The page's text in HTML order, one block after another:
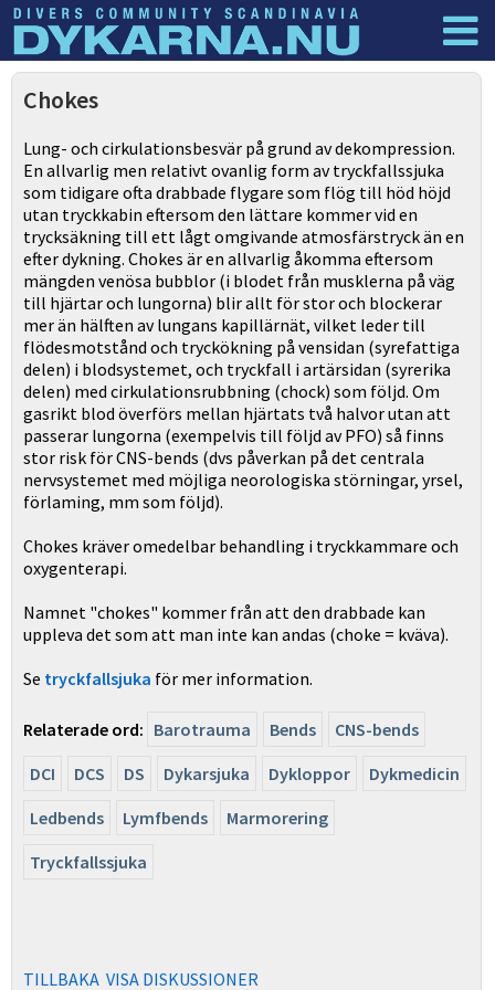
Dyknyheter
Chokes
Lung- och cirkulationsbesvär på grund av dekompression.
En allvarlig men relativt ovanlig form av tryckfallssjuka
som tidigare ofta drabbade flygare som flög till höd höjd
utan tryckkabin eftersom den lättare kommer vid en
trycksäkning till ett lågt omgivande atmosfärstryck än en
efter dykning. Chokes är en allvarlig åkomma eftersom
mängden venösa bubblor (i blodet från musklerna på väg
till hjärtar och lungorna) blir allt för stor och blockerar
mer än hälften av lungans kapillärnät, vilket leder till
flödesmotstånd och tryckökning på vensidan (syrefattiga
delen) i blodsystemet, och tryckfall i artärsidan (syrerika
delen) med cirkulationsrubbning (chock) som följd. Om
gasrikt blod överförs mellan hjärtats två halvor utan att
passerar lungorna (exempelvis till följd av PFO) så finns
stor risk för CNS-bends (dvs påverkan på det centrala
nervsystemet med möjliga neorologiska störningar, yrsel,
förlaming, mm som följd).
Chokes kräver omedelbar behandling i tryckkammare och
oxygenterapi.
Namnet "chokes" kommer från att den drabbade kan
uppleva det som att man inte kan andas (choke = kväva).
Se tryckfallsjuka för mer information.
Relaterade ord: Barotrauma Bends
CNS-bends
DCI
DCS DS Dykarsjuka Dykloppor
Dykmedicin
Ledbends
Lymfbends
Marmorering
Tryckfallssjuka
TILLBAKA VISA DISKUSSIONER